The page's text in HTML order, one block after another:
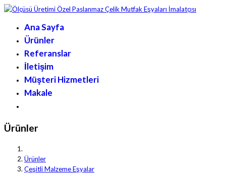
Ana Sayfa
Ürünler
Referanslar
İletişim
Müşteri Hizmetleri
Makale
Ürünler
Ürünler
Çeşitli Malzeme Eşyalar